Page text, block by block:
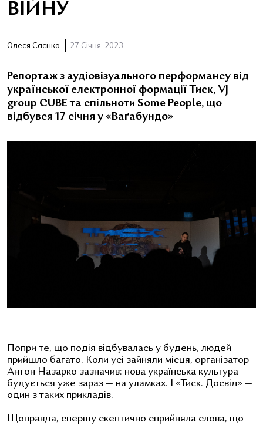
ВІЙНУ
Олеся Саєнко 27 Січня, 2023
Репортаж з аудіовізуального перформансу від
української електронної формації Тиск, VJ
group CUBE та спільноти Some People, що
відбувся 17 січня у «Ваґабундо»
Попри те, що подія відбувалась у будень, людей
прийшло багато. Коли усі зайняли місця, організатор
Антон Назарко зазначив: нова українська культура
будується уже зараз — на уламках. І «Тиск. Досвід» —
один з таких прикладів.
Щоправда, спершу скептично сприйняла слова, що